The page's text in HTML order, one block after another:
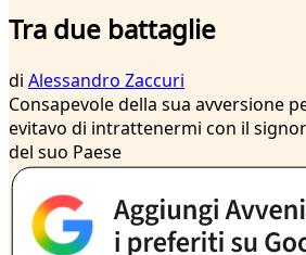
Tra due battaglie
di Alessandro Zaccuri
Consapevole della sua avversione
evitavo di intrattenermi con il
del suo Paese